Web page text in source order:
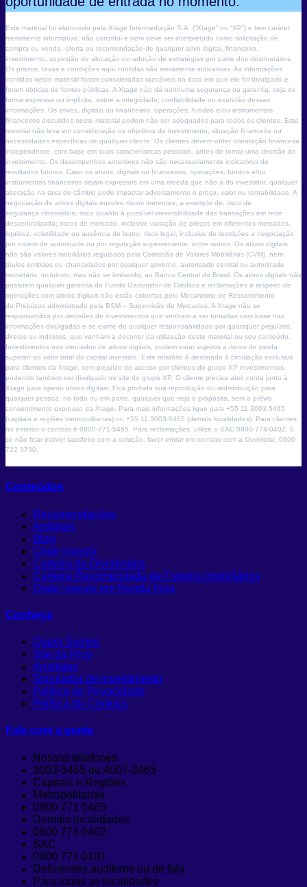
Este material foi elaborado pela Xtage Intermediação S.A. (“Xtage” ou “XP”) e tem caráter
meramente informativo, não constitui e nem deve ser interpretado como solicitação de
compra ou venda, oferta ou recomendação de qualquer ativo digital, financeiro,
investimento, sugestão de alocação ou adoção de estratégias por parte dos destinatários.
Os prazos, taxas e condições aqui contidas são meramente indicativas. As informações
contidas neste material foram consideradas razoáveis na data em que ele foi divulgado e
foram obtidas de fontes públicas. A Xtage não dá nenhuma segurança ou garantia, seja de
forma expressa ou implícita, sobre a integridade, confiabilidade ou exatidão dessas
informações. Os ativos, digitais ou financeiros, operações, fundos e/ou instrumentos
financeiros discutidos neste material podem não ser adequados para todos os clientes. Este
material não leva em consideração os objetivos de investimento, situação financeira ou
necessidades específicas de qualquer cliente. Os clientes devem obter orientação financeira
independente, com base em suas características pessoais, antes de tomar uma decisão de
investimento. Os desempenhos anteriores não são necessariamente indicativos de
resultados futuros. Caso os ativos, digitais ou financeiros, operações, fundos e/ou
instrumentos financeiros sejam expressos em uma moeda que não a do investidor, qualquer
alteração na taxa de câmbio pode impactar adversamente o preço, valor ou rentabilidade. A
negociação de ativos digitais envolve riscos inerentes, a exemplo de: risco de
segurança cibernética; risco quanto à possível irreversibilidade das transações em rede
descentralizada; riscos de mercado, inclusive variação de preços em diferentes mercados,
liquidez, volatilidade ou ausência de lastro; risco legal, inclusive de restrições a negociação
por ordem de autoridade ou por regulação superveniente, entre outros. Os ativos digitais
não são valores mobiliários regulados pela Comissão de Valores Mobiliários (CVM), nem
títulos emitidos ou chancelados por qualquer governo, autoridade central ou autoridade
monetária, incluindo, mas não se limitando, ao Banco Central do Brasil. Os ativos digitais não
possuem qualquer garantia do Fundo Garantidor de Créditos e reclamações a respeito de
operações com ativos digitais não estão cobertas pelo Mecanismo de Ressarcimento
de Prejuízos administrado pela BSM – Supervisão de Mercados. A Xtage não se
responsabiliza por decisões de investimentos que venham a ser tomadas com base nas
informações divulgadas e se exime de qualquer responsabilidade por quaisquer prejuízos,
diretos ou indiretos, que venham a decorrer da utilização deste material ou seu conteúdo.
Investimentos nos mercados de ativos digitais, podem estar sujeitos a riscos de perda
superior ao valor total do capital investido. Este relatório é destinado à circulação exclusiva
para clientes da Xtage, sem prejuízo do acesso por clientes do grupo XP Investimentos,
podendo também ser divulgado no site do grupo XP. O cliente precisa abrir conta junto à
Xtage para operar ativos digitais. Fica proibida sua reprodução ou redistribuição para
qualquer pessoa, no todo ou em parte, qualquer que seja o propósito, sem o prévio
consentimento expresso da Xtage. Para mais informações ligue para +55 11 3003-5465
(capitais e regiões metropolitanas) ou +55 11 3003-5465 (demais localidades). Para clientes
no exterior o contato é 0800-771-5465. Para reclamações, utilize o SAC 0800-774-0402. E
se não ficar estiver satisfeito com a solução, favor entrar em contato com a Ouvidoria: 0800
722 3730.
Conteúdos
Recomendações
Análises
Blog
Onde Investir
Carteira de Dividendos
Carteira Recomendada de Fundos Imobiliários
Onde Investir em Renda Fixa
Conheça
Quem Somos
Site da Rico
Analistas
Simulador de investimento
Política de Privacidade
Política de Cookies
Fale com a gente
Nossos telefones
3003-5465 ou 4007-2465
Capitais e Regiões
Metropolitanas
0800 771 5465
Demais localidades
0800 774 0402
SAC
0800 771 0101
Deficientes auditivos ou de fala
Para todas as localidades